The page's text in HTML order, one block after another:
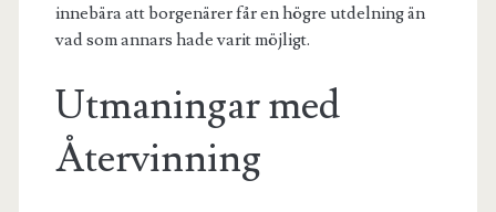
innebära att borgenärer får en högre utdelning än
vad som annars hade varit möjligt.
Utmaningar med
Återvinning